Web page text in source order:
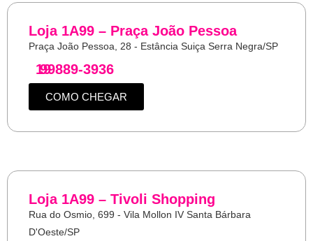
Loja 1A99 – Praça João Pessoa
Praça João Pessoa, 28 - Estância Suiça Serra Negra/SP
19
99889-3936
COMO CHEGAR
Loja 1A99 – Tivoli Shopping
Rua do Osmio, 699 - Vila Mollon IV Santa Bárbara
D'Oeste/SP